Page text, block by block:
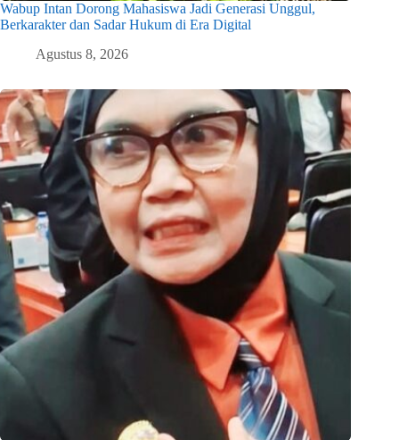
Wabup Intan Dorong Mahasiswa Jadi Generasi Unggul,
Berkarakter dan Sadar Hukum di Era Digital
Agustus 8, 2026